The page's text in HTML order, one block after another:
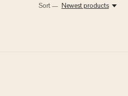
Sort — Newest products